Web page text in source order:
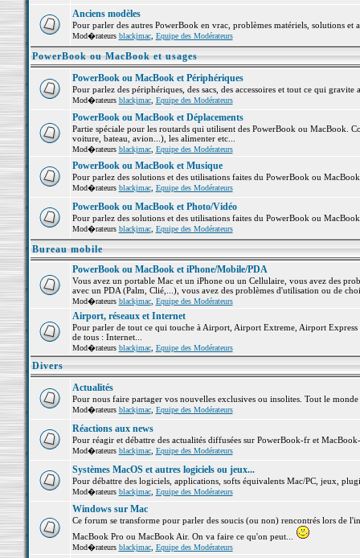
Anciens modèles
Pour parler des autres PowerBook en vrac, problèmes matériels, solutions et
Mod�rateurs blackjmac, Equipe des Modérateurs
PowerBook ou MacBook et usages
PowerBook ou MacBook et Périphériques
Pour parlez des périphériques, des sacs, des accessoires et tout ce qui
Mod�rateurs blackjmac, Equipe des Modérateurs
PowerBook ou MacBook et Déplacements
Partie spéciale pour les routards qui utilisent des PowerBook ou MacBook.
voiture, bateau, avion...), les alimenter etc...
Mod�rateurs blackjmac, Equipe des Modérateurs
PowerBook ou MacBook et Musique
Pour parlez des solutions et des utilisations faites du PowerBook ou
Mod�rateurs blackjmac, Equipe des Modérateurs
PowerBook ou MacBook et Photo/Vidéo
Pour parlez des solutions et des utilisations faites du PowerBook ou
Mod�rateurs blackjmac, Equipe des Modérateurs
Bureau mobile
PowerBook ou MacBook et iPhone/Mobile/PDA
Vous avez un portable Mac et un iPhone ou un Cellulaire, vous avez des
avec un PDA (Palm, Clié,...), vous avez des problèmes d'utilisation ou de
Mod�rateurs blackjmac, Equipe des Modérateurs
Airport, réseaux et Internet
Pour parler de tout ce qui touche à Airport, Airport Extreme, Airport
de tous : Internet...
Mod�rateurs blackjmac, Equipe des Modérateurs
Divers
Actualités
Pour nous faire partager vos nouvelles exclusives ou insolites. Tout le
Mod�rateurs blackjmac, Equipe des Modérateurs
Réactions aux news
Pour réagir et débattre des actualités diffusées sur PowerBook-fr et
Mod�rateurs blackjmac, Equipe des Modérateurs
Systèmes MacOS et autres logiciels ou jeux...
Pour débattre des logiciels, applications, softs équivalents Mac/PC, jeux,
Mod�rateurs blackjmac, Equipe des Modérateurs
Windows sur Mac
Ce forum se transforme pour parler des soucis (ou non) rencontrés lors de
MacBook Pro ou MacBook Air. On va faire ce qu'on peut...
Mod�rateurs blackjmac, Equipe des Modérateurs